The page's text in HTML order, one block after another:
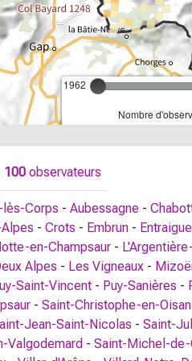
1962
Nombre
100 observateurs
Corps - Aubessagne -
- Crots - Embrun -
en-Champsaur -
Alpes - Les Vigneaux -
Saint-Vincent - Puy-Sanières -
- Saint-Christophe-en-
Jean-Saint-Nicolas - Saint-
Valgodemard - Saint-Michel-